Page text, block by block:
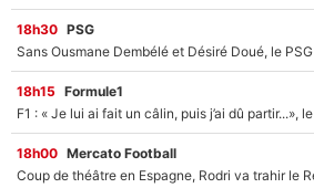
18h30 PSG
18h15 Formule1
18h00 Mercato Football